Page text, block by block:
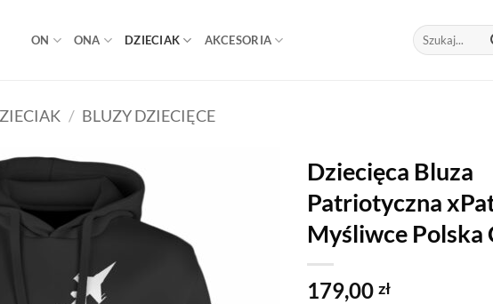
ON ONA DZIECIAK AKCESORIA
Szukaj:
/ BLUZY DZIECIĘCE
Dziecięca Bluza
Patriotyczna
Myśliwce Polska
179,00 zł